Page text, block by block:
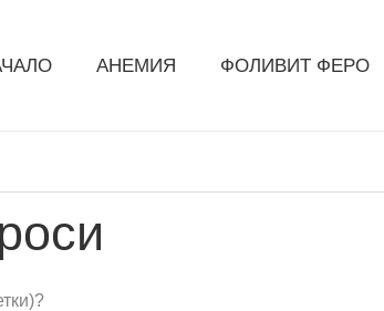
АНЕМИЯ ФОЛИВИТ ФЕРО